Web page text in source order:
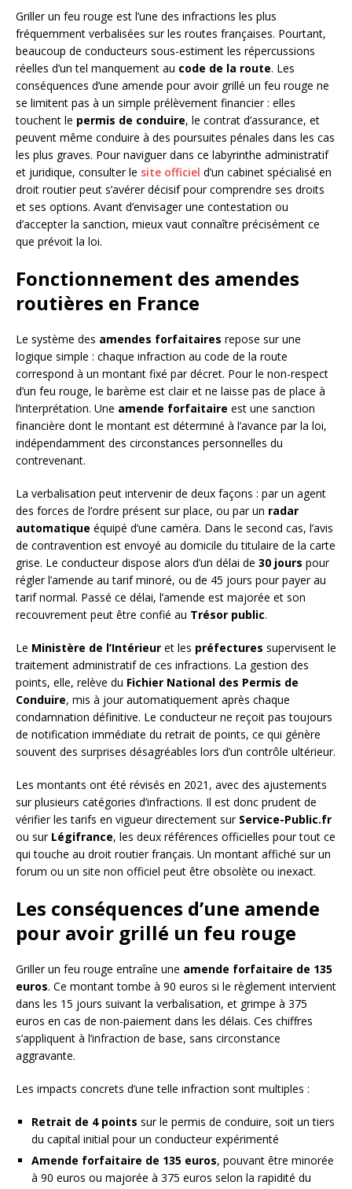
Griller un feu rouge est l’une des infractions les plus
fréquemment verbalisées sur les routes françaises. Pourtant,
beaucoup de conducteurs sous-estiment les répercussions
réelles d’un tel manquement au code de la route. Les
conséquences d’une amende pour avoir grillé un feu rouge ne
se limitent pas à un simple prélèvement financier : elles
touchent le permis de conduire, le contrat d’assurance, et
peuvent même conduire à des poursuites pénales dans les cas
les plus graves. Pour naviguer dans ce labyrinthe administratif
et juridique, consulter le site officiel d’un cabinet spécialisé en
droit routier peut s’avérer décisif pour comprendre ses droits
et ses options. Avant d’envisager une contestation ou
d’accepter la sanction, mieux vaut connaître précisément ce
que prévoit la loi.
Fonctionnement des amendes
routières en France
Le système des amendes forfaitaires repose sur une
logique simple : chaque infraction au code de la route
correspond à un montant fixé par décret. Pour le non-respect
d’un feu rouge, le barème est clair et ne laisse pas de place à
l’interprétation. Une amende forfaitaire est une sanction
financière dont le montant est déterminé à l’avance par la loi,
indépendamment des circonstances personnelles du
contrevenant.
La verbalisation peut intervenir de deux façons : par un agent
des forces de l’ordre présent sur place, ou par un radar
automatique équipé d’une caméra. Dans le second cas, l’avis
de contravention est envoyé au domicile du titulaire de la carte
grise. Le conducteur dispose alors d’un délai de 30 jours pour
régler l’amende au tarif minoré, ou de 45 jours pour payer au
tarif normal. Passé ce délai, l’amende est majorée et son
recouvrement peut être confié au Trésor public.
Le Ministère de l’Intérieur et les préfectures supervisent le
traitement administratif de ces infractions. La gestion des
points, elle, relève du Fichier National des Permis de
Conduire, mis à jour automatiquement après chaque
condamnation définitive. Le conducteur ne reçoit pas toujours
de notification immédiate du retrait de points, ce qui génère
souvent des surprises désagréables lors d’un contrôle ultérieur.
Les montants ont été révisés en 2021, avec des ajustements
sur plusieurs catégories d’infractions. Il est donc prudent de
vérifier les tarifs en vigueur directement sur Service-Public.fr
ou sur Légifrance, les deux références officielles pour tout ce
qui touche au droit routier français. Un montant affiché sur un
forum ou un site non officiel peut être obsolète ou inexact.
Les conséquences d’une amende
pour avoir grillé un feu rouge
Griller un feu rouge entraîne une amende forfaitaire de 135
euros. Ce montant tombe à 90 euros si le règlement intervient
dans les 15 jours suivant la verbalisation, et grimpe à 375
euros en cas de non-paiement dans les délais. Ces chiffres
s’appliquent à l’infraction de base, sans circonstance
aggravante.
Les impacts concrets d’une telle infraction sont multiples :
Retrait de 4 points sur le permis de conduire, soit un tiers
du capital initial pour un conducteur expérimenté
Amende forfaitaire de 135 euros, pouvant être minorée
à 90 euros ou majorée à 375 euros selon la rapidité du